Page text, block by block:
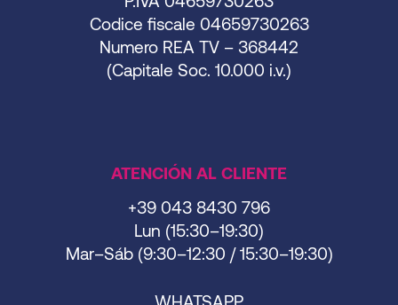
Codice fiscale 04659730263
Numero REA TV – 368442
(Capitale Soc. 10.000 i.v.)
ATENCIÓN AL CLIENTE
+39 043 8430 796
Lun (15:30–19:30)
Mar–Sáb (9:30–12:30 / 15:30–19:30)